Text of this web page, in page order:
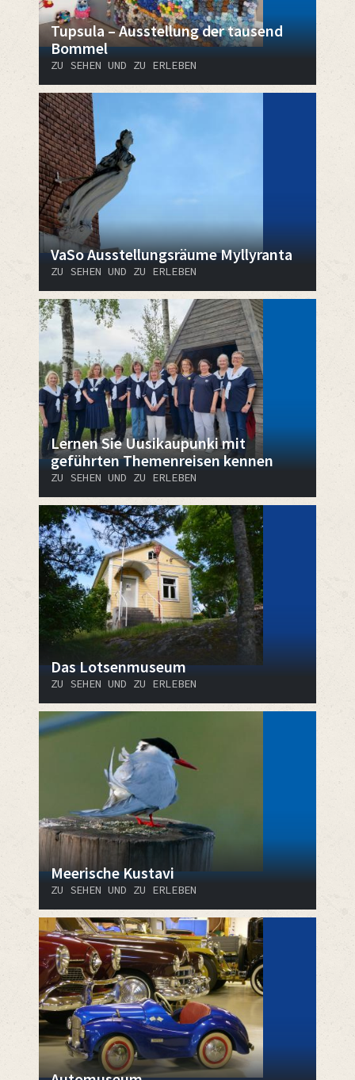
Tupsula – Ausstellung der tausend
Bommel
ZU SEHEN UND ZU ERLEBEN
VaSo Ausstellungsräume Myllyranta
ZU SEHEN UND ZU ERLEBEN
Lernen Sie Uusikaupunki mit
geführten Themenreisen kennen
ZU SEHEN UND ZU ERLEBEN
Das Lotsenmuseum
ZU SEHEN UND ZU ERLEBEN
Meerische Kustavi
ZU SEHEN UND ZU ERLEBEN